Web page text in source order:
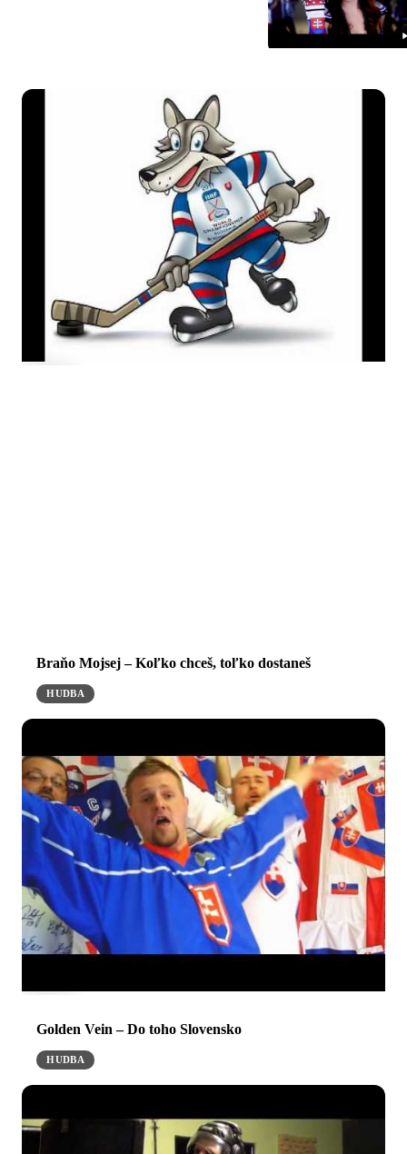
Braňo Mojsej – Koľko chceš, toľko dostaneš
HUDBA
Golden Vein – Do toho Slovensko
HUDBA